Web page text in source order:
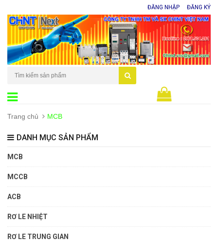
ĐĂNG NHẬP ĐĂNG KÝ
Trang chủ MCB
DANH MỤC SẢN PHẨM
MCB
MCCB
ACB
RƠ LE NHIỆT
RƠ LE TRUNG GIAN